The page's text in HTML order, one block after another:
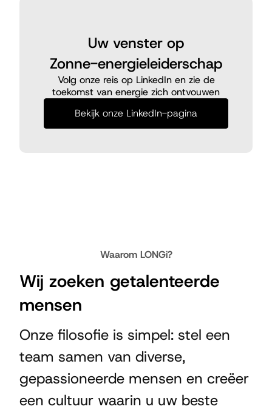
Uw venster op
Zonne-energieleiderschap
Volg onze reis op LinkedIn en zie de
toekomst van energie zich ontvouwen
Bekijk onze LinkedIn-pagina
Waarom LONGi?
Wij zoeken getalenteerde
mensen
Onze filosofie is simpel: stel een
team samen van diverse,
gepassioneerde mensen en creëer
een cultuur waarin u uw beste